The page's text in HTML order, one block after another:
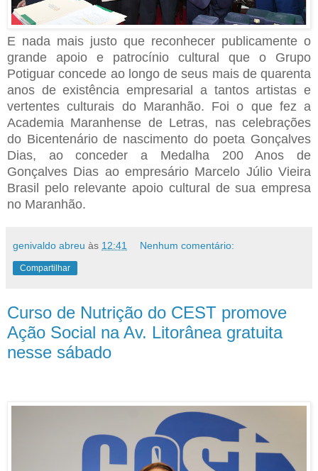
E nada mais justo que reconhecer publicamente o
grande apoio e patrocínio cultural que o Grupo
Potiguar concede ao longo de seus mais de quarenta
anos de existência empresarial a tantos artistas e
vertentes culturais do Maranhão. Foi o que fez a
Academia Maranhense de Letras, nas celebrações
do Bicentenário de nascimento do poeta Gonçalves
Dias, ao conceder a Medalha 200 Anos de
Gonçalves Dias ao empresário Marcelo Júlio Vieira
Brasil pelo relevante apoio cultural de sua empresa
no Maranhão.
genivaldo abreu às 12:41 Nenhum comentário:
Compartilhar
Curso de Nutrição do CEST promove
Ação Social na Av. Litorânea gratuita
nesse sábado